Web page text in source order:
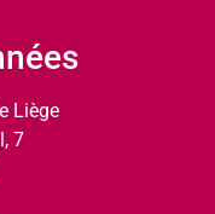
Liège
7